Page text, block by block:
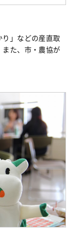
」などの産直取
た、市・農協が